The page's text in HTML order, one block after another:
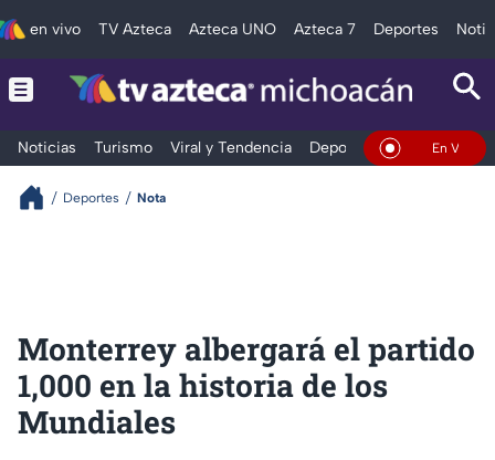
en vivo TV Azteca Azteca UNO Azteca 7 Deportes
Noticias Turismo Viral y Tendencia Deportes Espectáculos
En Vivo
Deportes Nota
Monterrey albergará el partido
1,000 en la historia de los
Mundiales